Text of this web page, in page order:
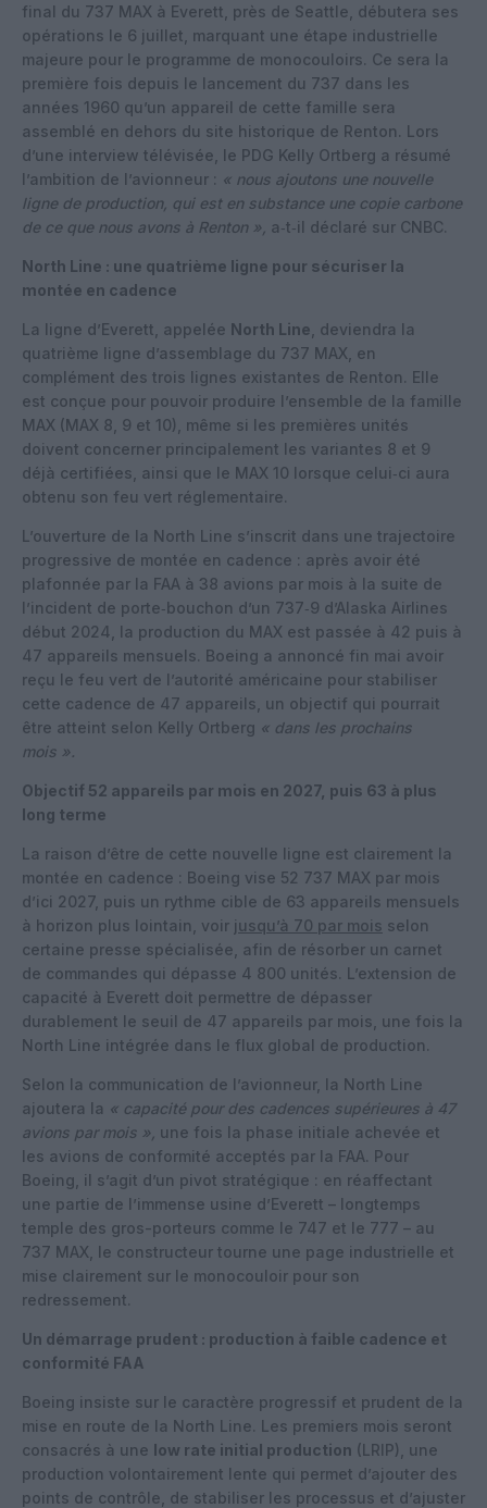
final du 737 MAX à Everett, près de Seattle, débutera ses
opérations le 6 juillet, marquant une étape industrielle
majeure pour le programme de monocouloirs. Ce sera la
première fois depuis le lancement du 737 dans les
années 1960 qu’un appareil de cette famille sera
assemblé en dehors du site historique de Renton. Lors
d’une interview télévisée, le PDG Kelly Ortberg a résumé
l’ambition de l’avionneur : « nous ajoutons une nouvelle
ligne de production, qui est en substance une copie carbone
de ce que nous avons à Renton », a‑t‑il déclaré sur CNBC.
North Line : une quatrième ligne pour sécuriser la
montée en cadence
La ligne d’Everett, appelée North Line , deviendra la
quatrième ligne d’assemblage du 737 MAX, en
complément des trois lignes existantes de Renton. Elle
est conçue pour pouvoir produire l’ensemble de la famille
MAX (MAX 8, 9 et 10), même si les premières unités
doivent concerner principalement les variantes 8 et 9
déjà certifiées, ainsi que le MAX 10 lorsque celui‑ci aura
obtenu son feu vert réglementaire.
L’ouverture de la North Line s’inscrit dans une trajectoire
progressive de montée en cadence : après avoir été
plafonnée par la FAA à 38 avions par mois à la suite de
l’incident de porte‑bouchon d’un 737‑9 d’Alaska Airlines
début 2024, la production du MAX est passée à 42 puis à
47 appareils mensuels. Boeing a annoncé fin mai avoir
reçu le feu vert de l’autorité américaine pour stabiliser
cette cadence de 47 appareils, un objectif qui pourrait
être atteint selon Kelly Ortberg « dans les prochains
mois ».
Objectif 52 appareils par mois en 2027, puis 63 à plus
long terme
La raison d’être de cette nouvelle ligne est clairement la
montée en cadence : Boeing vise 52 737 MAX par mois
d’ici 2027, puis un rythme cible de 63 appareils mensuels
à horizon plus lointain, voir jusqu’à 70 par mois selon
certaine presse spécialisée, afin de résorber un carnet
de commandes qui dépasse 4 800 unités. L’extension de
capacité à Everett doit permettre de dépasser
durablement le seuil de 47 appareils par mois, une fois la
North Line intégrée dans le flux global de production.
Selon la communication de l’avionneur, la North Line
ajoutera la « capacité pour des cadences supérieures à 47
avions par mois », une fois la phase initiale achevée et
les avions de conformité acceptés par la FAA. Pour
Boeing, il s’agit d’un pivot stratégique : en réaffectant
une partie de l’immense usine d’Everett – longtemps
temple des gros-porteurs comme le 747 et le 777 – au
737 MAX, le constructeur tourne une page industrielle et
mise clairement sur le monocouloir pour son
redressement.
Un démarrage prudent : production à faible cadence et
conformité FAA
Boeing insiste sur le caractère progressif et prudent de la
mise en route de la North Line. Les premiers mois seront
consacrés à une low rate initial production (LRIP), une
production volontairement lente qui permet d’ajouter des
points de contrôle, de stabiliser les processus et d’ajuster